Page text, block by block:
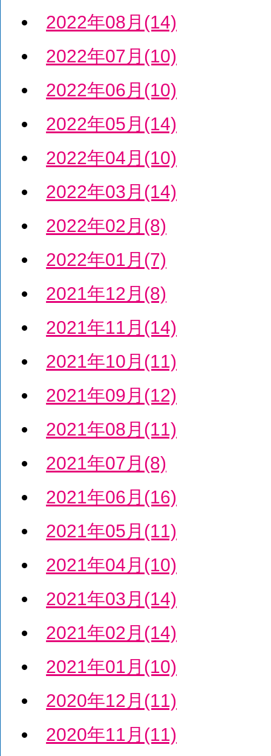
2022年08月(14)
2022年07月(10)
2022年06月(10)
2022年05月(14)
2022年04月(10)
2022年03月(14)
2022年02月(8)
2022年01月(7)
2021年12月(8)
2021年11月(14)
2021年10月(11)
2021年09月(12)
2021年08月(11)
2021年07月(8)
2021年06月(16)
2021年05月(11)
2021年04月(10)
2021年03月(14)
2021年02月(14)
2021年01月(10)
2020年12月(11)
2020年11月(11)